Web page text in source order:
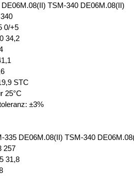
TSM-340 DE06M.08(II)
0/+5
34,2
STC
25°C
±3%
DE06M.08(II) TSM-340
257
31,8